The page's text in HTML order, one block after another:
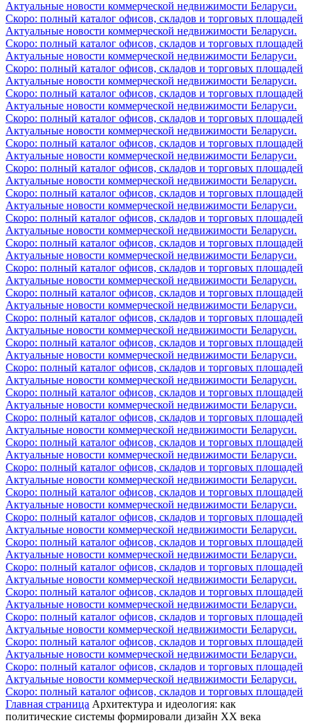
Актуальные новости коммерческой недвижимости Беларуси.
Скоро: полный каталог офисов, складов и торговых площадей
Актуальные новости коммерческой недвижимости Беларуси.
Скоро: полный каталог офисов, складов и торговых площадей
Актуальные новости коммерческой недвижимости Беларуси.
Скоро: полный каталог офисов, складов и торговых площадей
Актуальные новости коммерческой недвижимости Беларуси.
Скоро: полный каталог офисов, складов и торговых площадей
Актуальные новости коммерческой недвижимости Беларуси.
Скоро: полный каталог офисов, складов и торговых площадей
Актуальные новости коммерческой недвижимости Беларуси.
Скоро: полный каталог офисов, складов и торговых площадей
Актуальные новости коммерческой недвижимости Беларуси.
Скоро: полный каталог офисов, складов и торговых площадей
Актуальные новости коммерческой недвижимости Беларуси.
Скоро: полный каталог офисов, складов и торговых площадей
Актуальные новости коммерческой недвижимости Беларуси.
Скоро: полный каталог офисов, складов и торговых площадей
Актуальные новости коммерческой недвижимости Беларуси.
Скоро: полный каталог офисов, складов и торговых площадей
Актуальные новости коммерческой недвижимости Беларуси.
Скоро: полный каталог офисов, складов и торговых площадей
Актуальные новости коммерческой недвижимости Беларуси.
Скоро: полный каталог офисов, складов и торговых площадей
Актуальные новости коммерческой недвижимости Беларуси.
Скоро: полный каталог офисов, складов и торговых площадей
Актуальные новости коммерческой недвижимости Беларуси.
Скоро: полный каталог офисов, складов и торговых площадей
Актуальные новости коммерческой недвижимости Беларуси.
Скоро: полный каталог офисов, складов и торговых площадей
Актуальные новости коммерческой недвижимости Беларуси.
Скоро: полный каталог офисов, складов и торговых площадей
Актуальные новости коммерческой недвижимости Беларуси.
Скоро: полный каталог офисов, складов и торговых площадей
Актуальные новости коммерческой недвижимости Беларуси.
Скоро: полный каталог офисов, складов и торговых площадей
Актуальные новости коммерческой недвижимости Беларуси.
Скоро: полный каталог офисов, складов и торговых площадей
Актуальные новости коммерческой недвижимости Беларуси.
Скоро: полный каталог офисов, складов и торговых площадей
Актуальные новости коммерческой недвижимости Беларуси.
Скоро: полный каталог офисов, складов и торговых площадей
Актуальные новости коммерческой недвижимости Беларуси.
Скоро: полный каталог офисов, складов и торговых площадей
Актуальные новости коммерческой недвижимости Беларуси.
Скоро: полный каталог офисов, складов и торговых площадей
Актуальные новости коммерческой недвижимости Беларуси.
Скоро: полный каталог офисов, складов и торговых площадей
Актуальные новости коммерческой недвижимости Беларуси.
Скоро: полный каталог офисов, складов и торговых площадей
Актуальные новости коммерческой недвижимости Беларуси.
Скоро: полный каталог офисов, складов и торговых площадей
Актуальные новости коммерческой недвижимости Беларуси.
Скоро: полный каталог офисов, складов и торговых площадей
Актуальные новости коммерческой недвижимости Беларуси.
Скоро: полный каталог офисов, складов и торговых площадей
Главная страница Архитектура и идеология: как
политические системы формировали дизайн XX века